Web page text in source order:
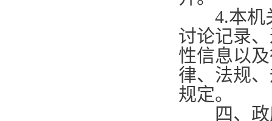
4.本机
讨论记录
性信息以
律、法规
规定。
四、政